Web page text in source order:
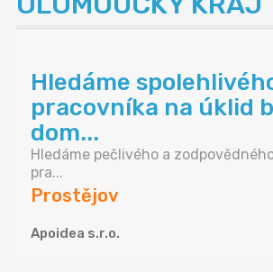
Hledáme
pracovníka na úklid
dom...
Hledáme pečlivého a
pra...
Prostějov
Apoidea s.r.o.